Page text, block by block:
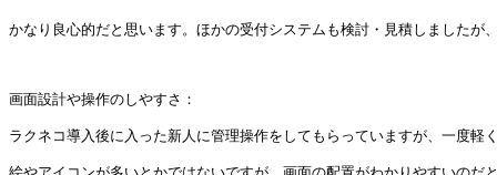
かなり良心的だと思います。ほかの受付システムも検討・見積しましたが
画面設計や操作のしやすさ：
ラクネコ導入後に入った新人に管理操作をしてもらっていますが、一度